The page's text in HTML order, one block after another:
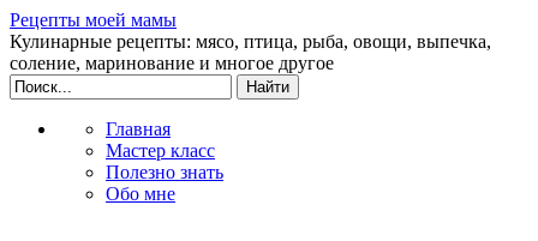
Рецепты моей мамы
Кулинарные рецепты: мясо, птица, рыба, овощи, выпечка,
соление, маринование и многое другое
Главная
Мастер класс
Полезно знать
Обо мне